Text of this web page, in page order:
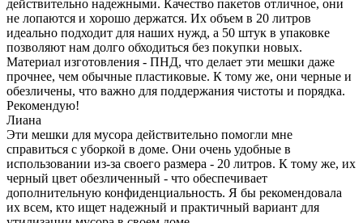
действительно надежными. Качество пакетов отличное, они
не лопаются и хорошо держатся. Их объем в 20 литров
идеально подходит для наших нужд, а 50 штук в упаковке
позволяют нам долго обходиться без покупки новых.
Материал изготовления - ПНД, что делает эти мешки даже
прочнее, чем обычные пластиковые. К тому же, они черные и
обезличены, что важно для поддержания чистоты и порядка.
Рекомендую!
Лиана
Эти мешки для мусора действительно помогли мне
справиться с уборкой в доме. Они очень удобные в
использовании из-за своего размера - 20 литров. К тому же, их
черный цвет обезличенный - что обеспечивает
дополнительную конфиденциальность. Я бы рекомендовала
их всем, кто ищет надежный и практичный вариант для